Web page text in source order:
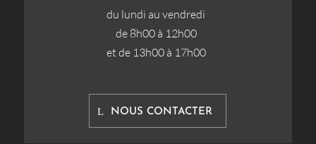
du lundi au vendredi
de 8h00 à 12h00
et de 13h00 à 17h00
NOUS CONTACTER